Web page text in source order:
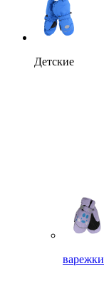
Детские
варежки